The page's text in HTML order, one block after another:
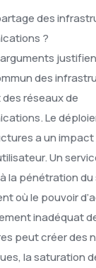
des
?
des
réseaux de
Le
a un impact
Un
la pénétration du
où le pouvoir
inadéquat
peut créer des
la saturation